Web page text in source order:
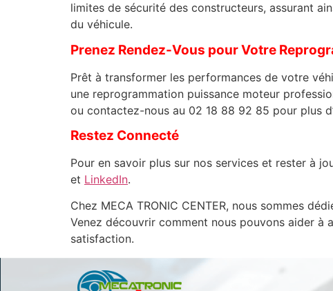
limites de sécurité des constructeurs, assurant
du véhicule.
Prenez Rendez-Vous pour Votre
Prêt à transformer les performances de votre
une reprogrammation puissance moteur
ou contactez-nous au 02 18 88 92 85 pour plus
Restez Connecté
Pour en savoir plus sur nos services et rester à
et LinkedIn.
Chez MECA TRONIC CENTER, nous sommes
Venez découvrir comment nous pouvons aider
satisfaction.